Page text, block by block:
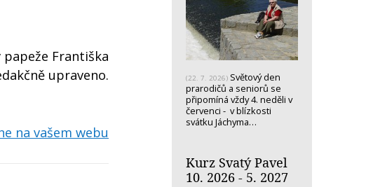
Františka
upraveno.
na vašem webu
(22. 7. 2026) Světový den
prarodičů a seniorů se
připomíná vždy 4. neděli v
červenci - v blízkosti
svátku Jáchyma…
Kurz Svatý Pavel
10. 2026 - 5. 2027